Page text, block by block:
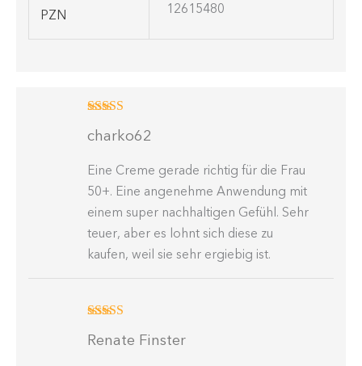
PZN 12615480
5von 5
charko62
Eine Creme gerade richtig für die Frau
50+. Eine angenehme Anwendung mit
einem super nachhal­tigen Gefühl. Sehr
teuer, aber es lohnt sich diese zu
kaufen, weil sie sehr ergiebig ist.
5von 5
Renate Finster